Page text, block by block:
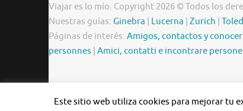
Viajar es lo mío. Copyright 2026 © Todos los
Nuestras guías: Ginebra | Lucerna | Zurich |
Páginas de interés: Amigos, contactos y
personnes | Amici, contatti e incontrare persone
Este sitio web utiliza cookies para mejorar tu